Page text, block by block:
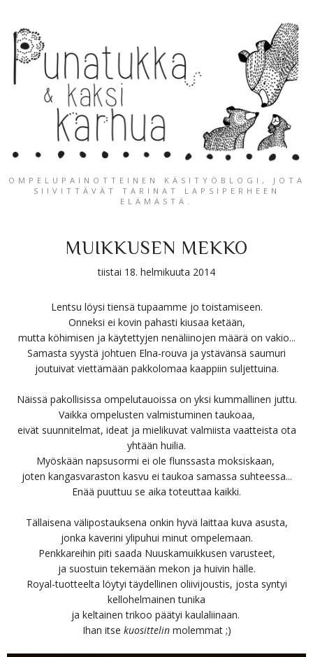
OMPELUPAINOTTEINEN KÄSITYÖBLOGI, JOTA
SIIVITTÄVÄT TARINAT LAPSIPERHEEN
ELÄMÄSTÄ.
MUIKKUSEN MEKKO
tiistai 18. helmikuuta 2014
Lentsu löysi tiensä tupaamme jo toistamiseen.
Onneksi ei kovin pahasti kiusaa ketään,
mutta köhimisen ja käytettyjen nenäliinojen määrä on vakio...
Samasta syystä johtuen Elna-rouva ja ystävänsä saumuri
joutuivat viettämään pakkolomaa kaappiin suljettuina.
Näissä pakollisissa ompelutauoissa on yksi kummallinen juttu.
Vaikka ompelusten valmistuminen taukoaa,
eivät suunnitelmat, ideat ja mielikuvat valmiista vaatteista ota
yhtään huilia.
Myöskään napsusormi ei ole flunssasta moksiskaan,
joten kangasvaraston kasvu ei taukoa samassa suhteessa...
Enää puuttuu se aika toteuttaa kaikki.
Tällaisena välipostauksena onkin hyvä laittaa kuva asusta,
jonka kaverini ylipuhui minut ompelemaan.
Penkkareihin piti saada Nuuskamuikkusen varusteet,
ja suostuin tekemään mekon ja huivin hälle.
Royal-tuotteelta löytyi täydellinen oliivijoustis, josta syntyi
kellohelmainen tunika
ja keltainen trikoo päätyi kaulaliinaan.
Ihan itse kuosittelin molemmat ;)